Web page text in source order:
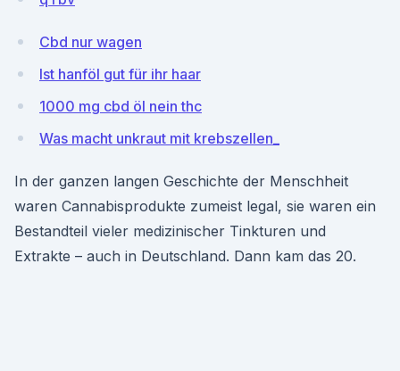
Cbd nur wagen
Ist hanföl gut für ihr haar
1000 mg cbd öl nein thc
Was macht unkraut mit krebszellen_
In der ganzen langen Geschichte der Menschheit
waren Canna­bisprodukte zumeist legal, sie waren ein
Be­standteil vieler medizinischer Tinkturen und
Extrakte – auch in Deutschland. Dann kam das 20.